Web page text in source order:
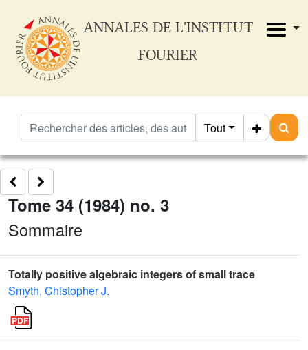
ANNALES DE L'INSTITUT
FOURIER
Tout
Tome 34 (1984) no. 3
Sommaire
Totally positive algebraic integers of small trace
Smyth, Chistopher J.